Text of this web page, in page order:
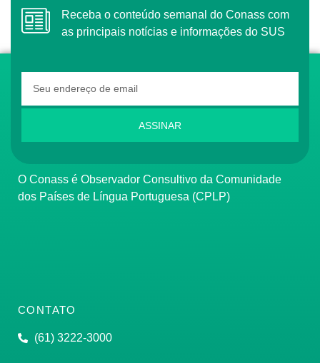
Receba o conteúdo semanal do Conass com
as principais notícias e informações do SUS
ASSINAR
O Conass é Observador Consultivo da Comunidade
dos Países de Língua Portuguesa (CPLP)
CONTATO
(61) 3222-3000